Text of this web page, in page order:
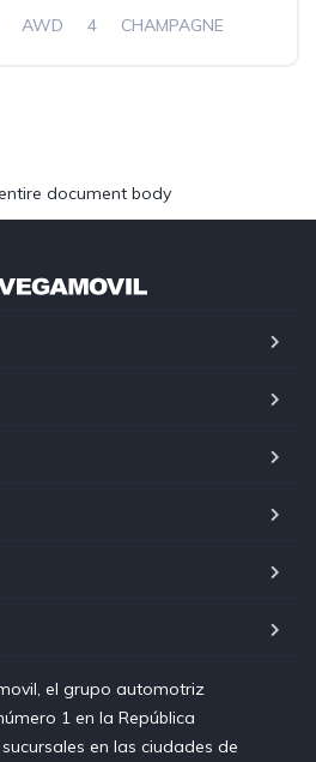
AWD 4 CHAMPAGNE
document body
el grupo automotriz
1 en la República
en las ciudades de